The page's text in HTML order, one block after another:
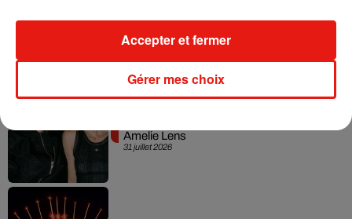
31 juillet 2026
31 juillet 2026
Amelie Lens
Gérer mes choix
Accepter et fermer